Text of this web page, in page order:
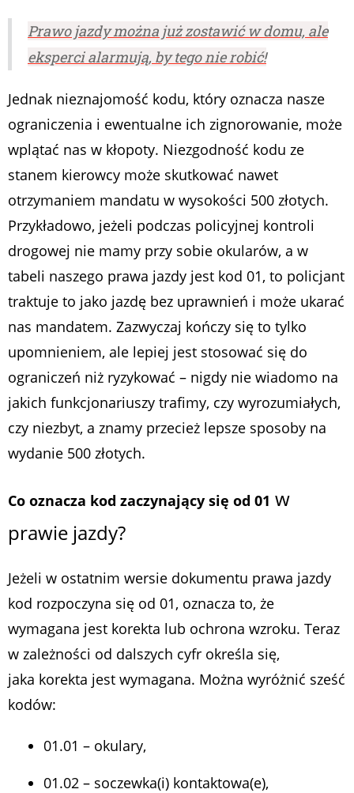
Prawo jazdy można już zostawić w domu, ale
eksperci alarmują, by tego nie robić!
Jednak nieznajomość kodu, który oznacza nasze
ograniczenia i ewentualne ich zignorowanie, może
wplątać nas w kłopoty. Niezgodność kodu ze
stanem kierowcy może skutkować nawet
otrzymaniem mandatu w wysokości 500 złotych.
Przykładowo, jeżeli podczas policyjnej kontroli
drogowej nie mamy przy sobie okularów, a w
tabeli naszego prawa jazdy jest kod 01, to policjant
traktuje to jako jazdę bez uprawnień i może ukarać
nas mandatem. Zazwyczaj kończy się to tylko
upomnieniem, ale lepiej jest stosować się do
ograniczeń niż ryzykować – nigdy nie wiadomo na
jakich funkcjonariuszy trafimy, czy wyrozumiałych,
czy niezbyt, a znamy przecież lepsze sposoby na
wydanie 500 złotych.
Co oznacza kod zaczynający się od 01 w
prawie jazdy?
Jeżeli w ostatnim wersie dokumentu prawa jazdy
kod rozpoczyna się od 01, oznacza to, że
wymagana jest korekta lub ochrona wzroku. Teraz
w zależności od dalszych cyfr określa się,
jaka korekta jest wymagana. Można wyróżnić sześć
kodów:
01.01 – okulary,
01.02 – soczewka(i) kontaktowa(e),